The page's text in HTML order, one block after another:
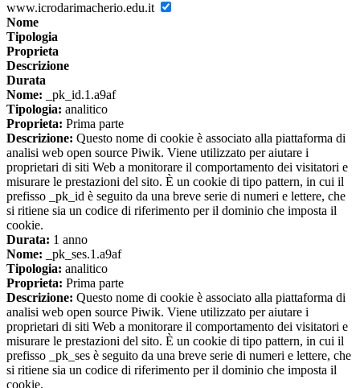
www.icrodarimacherio.edu.it
Nome
Tipologia
Proprieta
Descrizione
Durata
Nome: _pk_id.1.a9af
Tipologia: analitico
Proprieta: Prima parte
Descrizione: Questo nome di cookie è associato alla piattaforma di
analisi web open source Piwik. Viene utilizzato per aiutare i
proprietari di siti Web a monitorare il comportamento dei visitatori e
misurare le prestazioni del sito. È un cookie di tipo pattern, in cui il
prefisso _pk_id è seguito da una breve serie di numeri e lettere, che
si ritiene sia un codice di riferimento per il dominio che imposta il
cookie.
Durata: 1 anno
Nome: _pk_ses.1.a9af
Tipologia: analitico
Proprieta: Prima parte
Descrizione: Questo nome di cookie è associato alla piattaforma di
analisi web open source Piwik. Viene utilizzato per aiutare i
proprietari di siti Web a monitorare il comportamento dei visitatori e
misurare le prestazioni del sito. È un cookie di tipo pattern, in cui il
prefisso _pk_ses è seguito da una breve serie di numeri e lettere, che
si ritiene sia un codice di riferimento per il dominio che imposta il
cookie.